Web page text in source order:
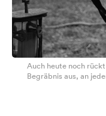
Auch heute noch
Begräbnis aus, an